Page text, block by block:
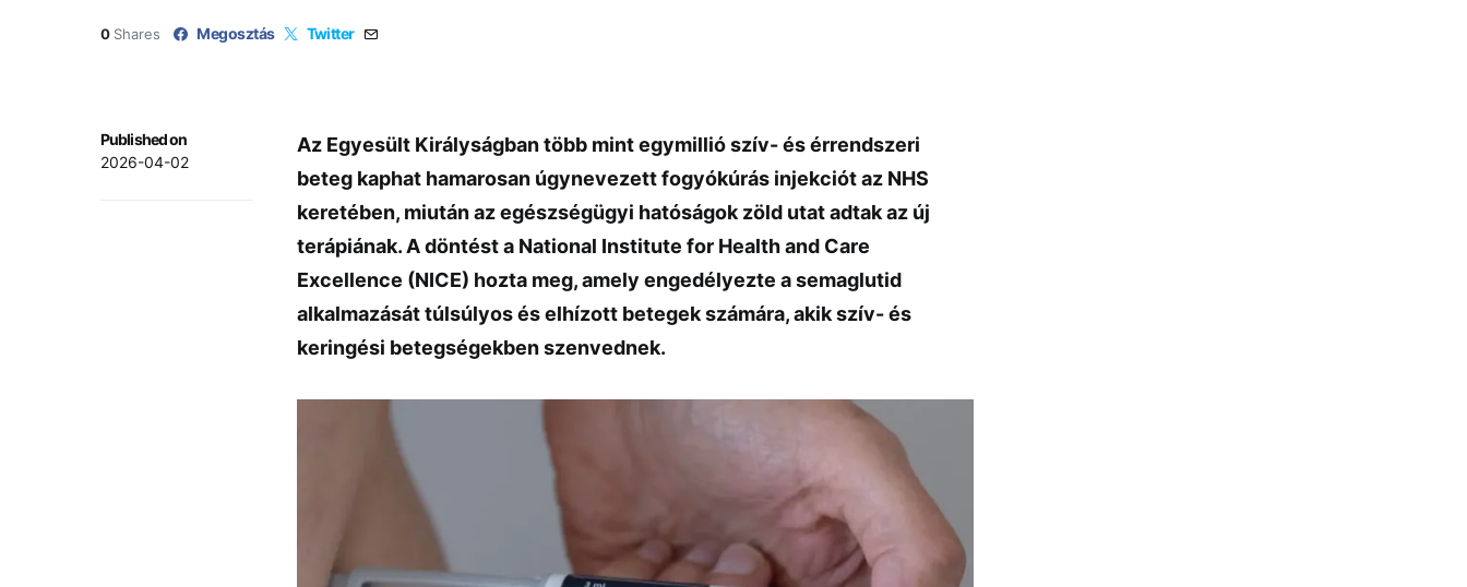
0 Shares Megosztás Twitter
Published on
2026-04-02
Az Egyesült Királyságban több mint egymillió szív- és érrendszeri
beteg kaphat hamarosan úgynevezett fogyókúrás injekciót az NHS
keretében, miután az egészségügyi hatóságok zöld utat adtak az új
terápiának. A döntést a National Institute for Health and Care
Excellence (NICE) hozta meg, amely engedélyezte a semaglutid
alkalmazását túlsúlyos és elhízott betegek számára, akik szív- és
keringési betegségekben szenvednek.